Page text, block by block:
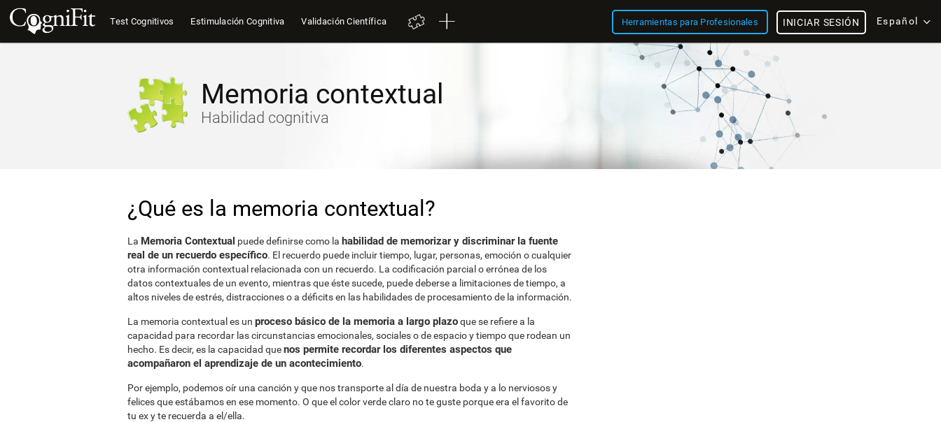
Test Cognitivos Estimulación Cognitiva Validación Científica Herramientas para Profesionales Español
INICIAR SESIÓN
Memoria contextual
Habilidad cognitiva
¿Qué es la memoria contextual?
La Memoria Contextual puede definirse como la habilidad de memorizar y discriminar la fuente
real de un recuerdo específico. El recuerdo puede incluir tiempo, lugar, personas, emoción o cualquier
otra información contextual relacionada con un recuerdo. La codificación parcial o errónea de los
datos contextuales de un evento, mientras que éste sucede, puede deberse a limitaciones de tiempo, a
altos niveles de estrés, distracciones o a déficits en las habilidades de procesamiento de la información.
La memoria contextual es un proceso básico de la memoria a largo plazoque se refiere a la
capacidad para recordar las circunstancias emocionales, sociales o de espacio y tiempo que rodean un
hecho. Es decir, es la capacidad quenos permite recordar los diferentes aspectos que
acompañaron el aprendizaje de un acontecimiento.
Por ejemplo, podemos oír una canción y que nos transporte al día de nuestra boda y a lo nerviosos y
felices que estábamos en ese momento. O que el color verde claro no te guste porque era el favorito de
tu ex y te recuerda a el/ella.